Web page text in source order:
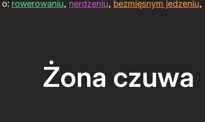
o: rowerowaniu, nerdzeniu, bezmięsnym jedzeniu,
Żona czuwa